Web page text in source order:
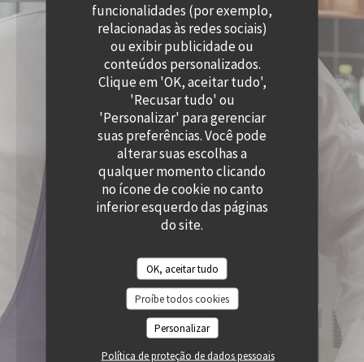
funcionalidades (por exemplo,
relacionadas às redes sociais)
ou exibir publicidade ou
conteúdos personalizados.
Clique em 'OK, aceitar tudo',
'Recusar tudo' ou
'Personalizar' para gerenciar
suas preferências. Você pode
alterar suas escolhas a
qualquer momento clicando
no ícone de cookie no canto
inferior esquerdo das páginas
do site.
OK, aceitar tudo
Proíbe todos cookies
Personalizar
Política de proteção de dados pessoais